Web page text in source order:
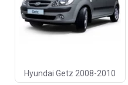
Hyundai Getz 2008-2010